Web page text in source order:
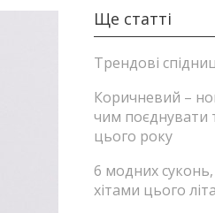
Ще статті
Трендові
Коричневий –
чим поєднувати
цього року
6 модних суконь,
хітами цього літа